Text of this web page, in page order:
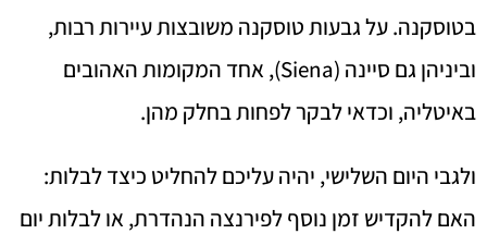
בטוסקנה. על גבעות טוסקנה משובצות עיירות רבות,
וביניהן גם סיינה (Siena), אחד המקומות האהובים
באיטליה, וכדאי לבקר לפחות בחלק מהן.
ולגבי היום השלישי, יהיה עליכם להחליט כיצד לבלות:
האם להקדיש זמן נוסף לפירנצה הנהדרת, או לבלות יום